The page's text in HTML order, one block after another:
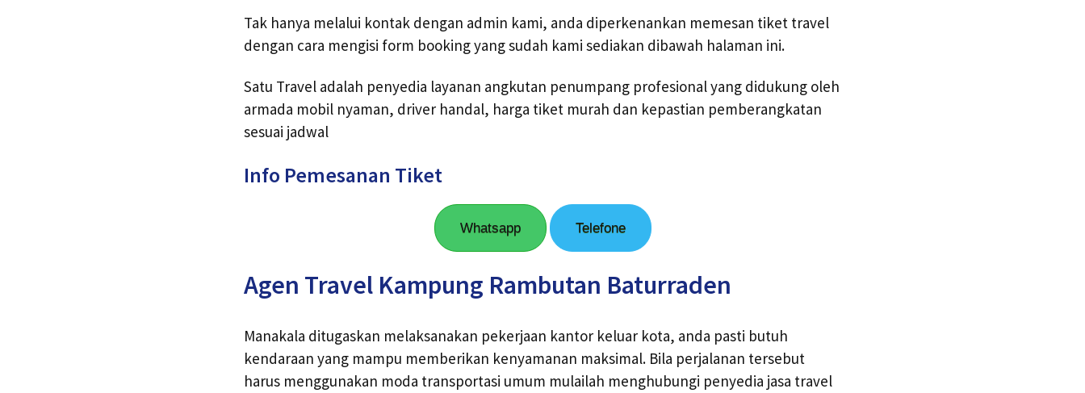
Tak hanya melalui kontak dengan admin kami, anda diperkenankan memesan tiket travel
dengan cara mengisi form booking yang sudah kami sediakan dibawah halaman ini.
Satu Travel adalah penyedia layanan angkutan penumpang profesional yang didukung oleh
armada mobil nyaman, driver handal, harga tiket murah dan kepastian pemberangkatan
sesuai jadwal
Info Pemesanan Tiket
Whatsapp Telefone
Agen Travel Kampung Rambutan Baturraden
Manakala ditugaskan melaksanakan pekerjaan kantor keluar kota, anda pasti butuh
kendaraan yang mampu memberikan kenyamanan maksimal. Bila perjalanan tersebut
harus menggunakan moda transportasi umum mulailah menghubungi penyedia jasa travel